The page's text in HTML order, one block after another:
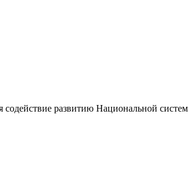
содействие развитию Национальной